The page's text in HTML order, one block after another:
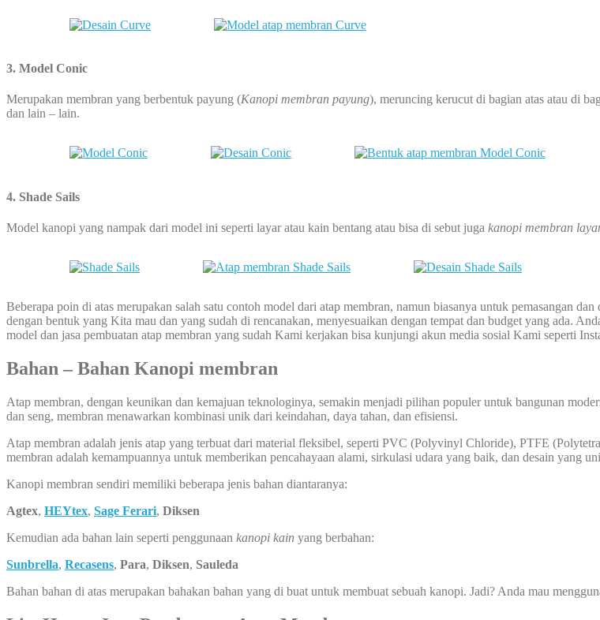
3. Model Conic
Merupakan membran yang berbentuk payung (Kanopi membran payung), meruncing kerucut di bagian atas atau di
dan lain – lain.
4. Shade Sails
Model kanopi yang nampak dari model ini seperti layar atau kain bentang atau bisa di sebut juga kanopi membran
Beberapa poin di atas merupakan salah satu contoh model dari atap membran, namun biasanya untuk pemasangan
dengan bentuk yang Kita mau dan yang sudah di rencanakan, menyesuaikan dengan tempat dan budget yang ada.
model dan jasa pembuatan atap membran yang sudah Kami kerjakan bisa kunjungi akun media sosial Kami seperti
Bahan – Bahan Kanopi membran
Atap membran, dengan keunikan dan kemajuan teknologinya, semakin menjadi pilihan populer untuk bangunan
dan seng, membran menawarkan kombinasi unik dari keindahan, daya tahan, dan efisiensi.
Atap membran adalah jenis atap yang terbuat dari material fleksibel, seperti PVC (Polyvinyl Chloride), PTFE
membran adalah kemampuannya untuk memberikan pencahayaan alami, sirkulasi udara yang baik, dan desain yang
Kanopi membran sendiri memiliki beberapa jenis bahan diantaranya:
Agtex, HEYtex, Sage Ferari, Diksen
Kemudian ada bahan lain seperti penggunaan kanopi kain yang berbahan:
Sunbrella, Recasens, Para, Diksen, Sauleda
Bahan bahan di atas merupakan bahakan bahan yang di buat untuk membuat sebuah kanopi. Jadi? Anda mau